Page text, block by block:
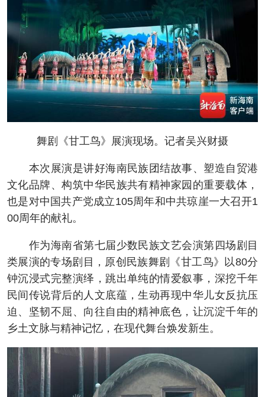
舞剧《甘工鸟》展演现场。记者吴兴财摄
本次展演是讲好海南民族团结故事、塑造自贸港
文化品牌、构筑中华民族共有精神家园的重要载体，
也是对中国共产党成立105周年和中共琼崖一大召开1
00周年的献礼。
作为海南省第七届少数民族文艺会演第四场剧目
类展演的专场剧目，原创民族舞剧《甘工鸟》以80分
钟沉浸式完整演绎，跳出单纯的情爱叙事，深挖千年
民间传说背后的人文底蕴，生动再现中华儿女反抗压
迫、坚韧不屈、向往自由的精神底色，让沉淀千年的
乡土文脉与精神记忆，在现代舞台焕发新生。